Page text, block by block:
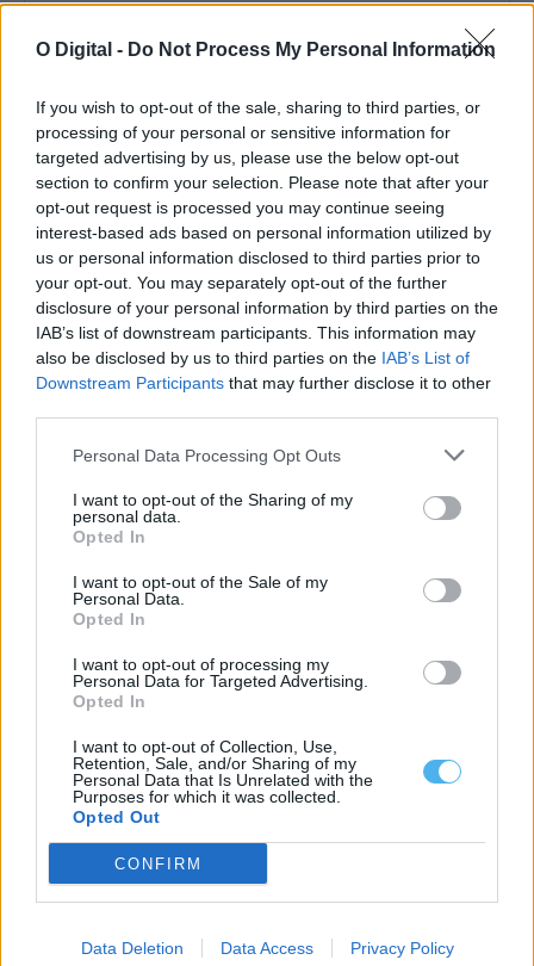
O Digital - Do Not Process My Personal Information
If you wish to opt-out of the sale, sharing to third parties, or
processing of your personal or sensitive information for
targeted advertising by us, please use the below opt-out
section to confirm your selection. Please note that after your
opt-out request is processed you may continue seeing
interest-based ads based on personal information utilized by
us or personal information disclosed to third parties prior to
your opt-out. You may separately opt-out of the further
disclosure of your personal information by third parties on the
IAB’s list of downstream participants. This information may
also be disclosed by us to third parties on the IAB’s List of
Downstream Participants that may further disclose it to other
Personal Data Processing Opt Outs
I want to opt-out of the Sharing of my
personal data.
Opted In
I want to opt-out of the Sale of my
Personal Data.
Opted In
I want to opt-out of processing my
Personal Data for Targeted Advertising.
Opted In
I want to opt-out of Collection, Use,
Retention, Sale, and/or Sharing of my
Personal Data that Is Unrelated with the
Purposes for which it was collected.
Opted Out
CONFIRM
Data Deletion Data Access Privacy Policy
5 Agosto, 2026 - 17:10
Redondo: Uma ruína na Aldeia da Serra vai dar lugar a um
centro dedicado ao misticismo da Serra d’Ossa
construção do Centro de...
Municípios dos Mármores e Alqueva querem acolher grande
área empresarial do Interior alentejano
acolher a grande área...
5 Agosto, 2026 - 11:57